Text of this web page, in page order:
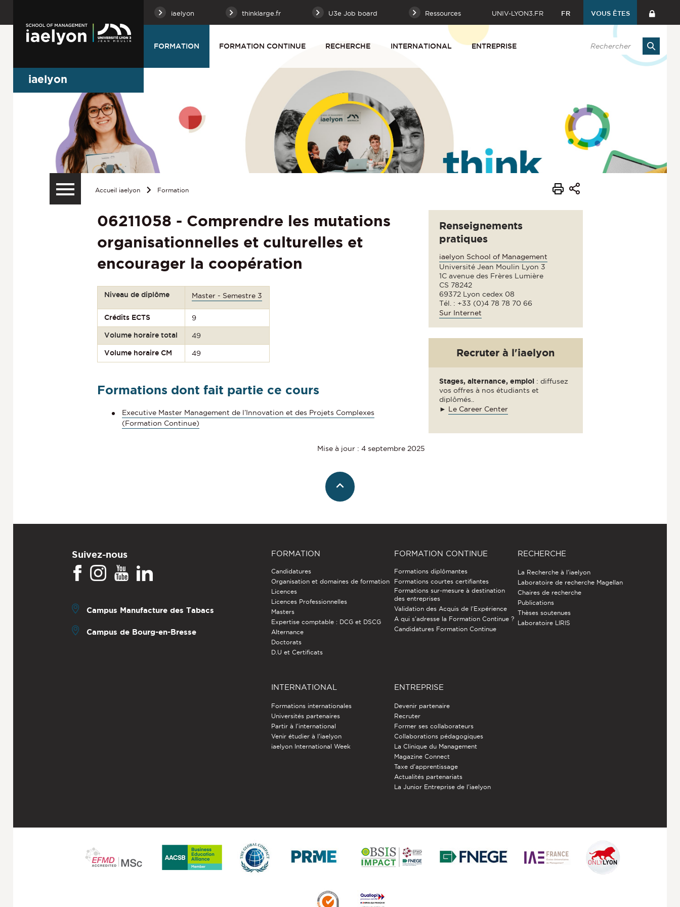
iaelyon thinklarge.fr U3e Job board Ressources UNIV-LYON3.FR FR VOUS ÊTES
FORMATION FORMATION CONTINUE RECHERCHE INTERNATIONAL ENTREPRISE
iaelyon
Accueil iaelyon Formation
06211058 - Comprendre les mutations
organisationnelles et culturelles et
encourager la coopération
Niveau de diplôme Master - Semestre 3
Crédits ECTS 9
Volume horaire total 49
Volume horaire CM 49
Formations dont fait partie ce cours
Executive Master Management de l’Innovation et des Projets Complexes
(Formation Continue)
Renseignements
pratiques
iaelyon School of Management
Université Jean Moulin Lyon 3
1C avenue des Frères Lumière
CS 78242
69372 Lyon cedex 08
Tél. : +33 (0)4 78 78 70 66
Sur Internet
Recruter à l'iaelyon
Stages, alternance, emploi: diffusez
vos offres à nos étudiants et
diplômés..
► Le Career Center
Mise à jour : 4 septembre 2025
Suivez-nous
Campus Manufacture des Tabacs
Campus de Bourg-en-Bresse
FORMATION
Candidatures
Organisation et domaines de formation
Licences
Licences Professionnelles
Masters
Expertise comptable : DCG et DSCG
Alternance
Doctorats
D.U et Certificats
FORMATION CONTINUE
Formations diplômantes
Formations courtes certifiantes
Formations sur-mesure à destination
des entreprises
Validation des Acquis de l’Expérience
A qui s'adresse la Formation Continue ?
Candidatures Formation Continue
RECHERCHE
La Recherche à l'iaelyon
Laboratoire de recherche Magellan
Chaires de recherche
Publications
Thèses soutenues
Laboratoire LIRIS
INTERNATIONAL
Formations internationales
Universités partenaires
Partir à l'international
Venir étudier à l’iaelyon
iaelyon International Week
ENTREPRISE
Devenir partenaire
Recruter
Former ses collaborateurs
Collaborations pédagogiques
La Clinique du Management
Magazine Connect
Taxe d'apprentissage
Actualités partenariats
La Junior Entreprise de l'iaelyon